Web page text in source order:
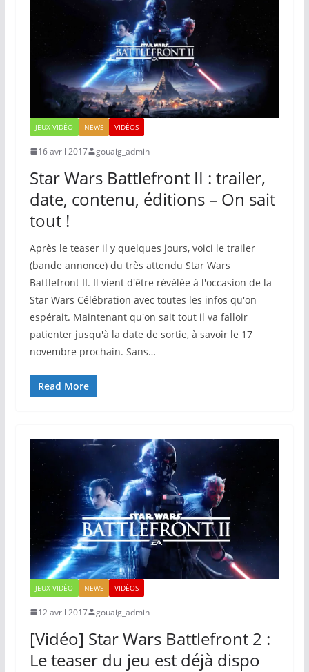
JEUX VIDÉO NEWS VIDÉOS
16 avril 2017 gouaig_admin
Star Wars Battlefront II : trailer,
date, contenu, éditions – On sait
tout !
Après le teaser il y quelques jours, voici le trailer
(bande annonce) du très attendu Star Wars
Battlefront II. Il vient d'être révélée à l'occasion de la
Star Wars Célébration avec toutes les infos qu'on
espérait. Maintenant qu'on sait tout il va falloir
patienter jusqu'à la date de sortie, à savoir le 17
novembre prochain. Sans…
Read More
JEUX VIDÉO NEWS VIDÉOS
12 avril 2017 gouaig_admin
[Vidéo] Star Wars Battlefront 2 :
Le teaser du jeu est déjà dispo